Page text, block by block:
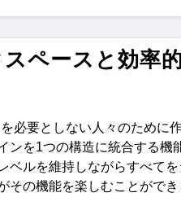
ペースと効率
必要としない人々のために
ンを1つの構造に統合する機
ルを維持しながらすべて
の機能を楽しむことができ